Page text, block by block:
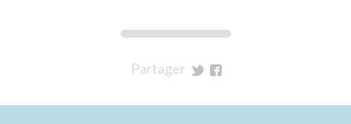
Partager
Twitter
Facebook